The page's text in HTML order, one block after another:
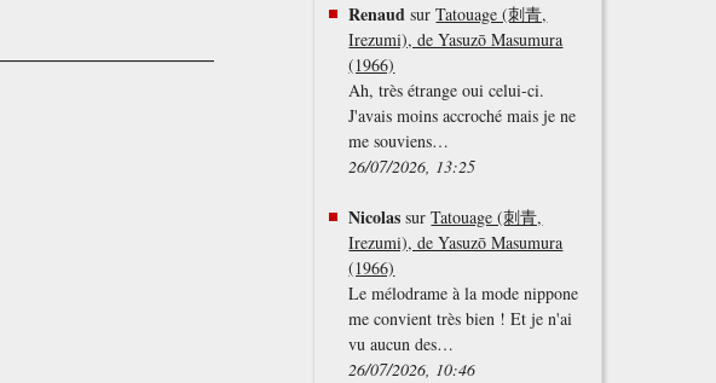
Renaud surTatouage (刺青,
Irezumi), de Yasuzō Masumura
(1966)
Ah, très étrange oui celui-ci.
J'avais moins accroché mais je ne
me souviens…
26/07/2026, 13:25
Nicolas surTatouage (刺青,
Irezumi), de Yasuzō Masumura
(1966)
Le mélodrame à la mode nippone
me convient très bien ! Et je n'ai
vu aucun des…
26/07/2026, 10:46